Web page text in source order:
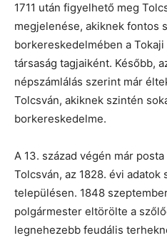
1711 után figyelhető meg
megjelenése, akiknek fontos
borkereskedelmében a
társaság tagjaiként. Később,
népszámlálás szerint már
Tolcsván, akiknek szintén
borkereskedelme.
A 13. század végén már
Tolcsván, az 1828. évi
településen. 1848
polgármester eltörölte a
legnehezebb feudális